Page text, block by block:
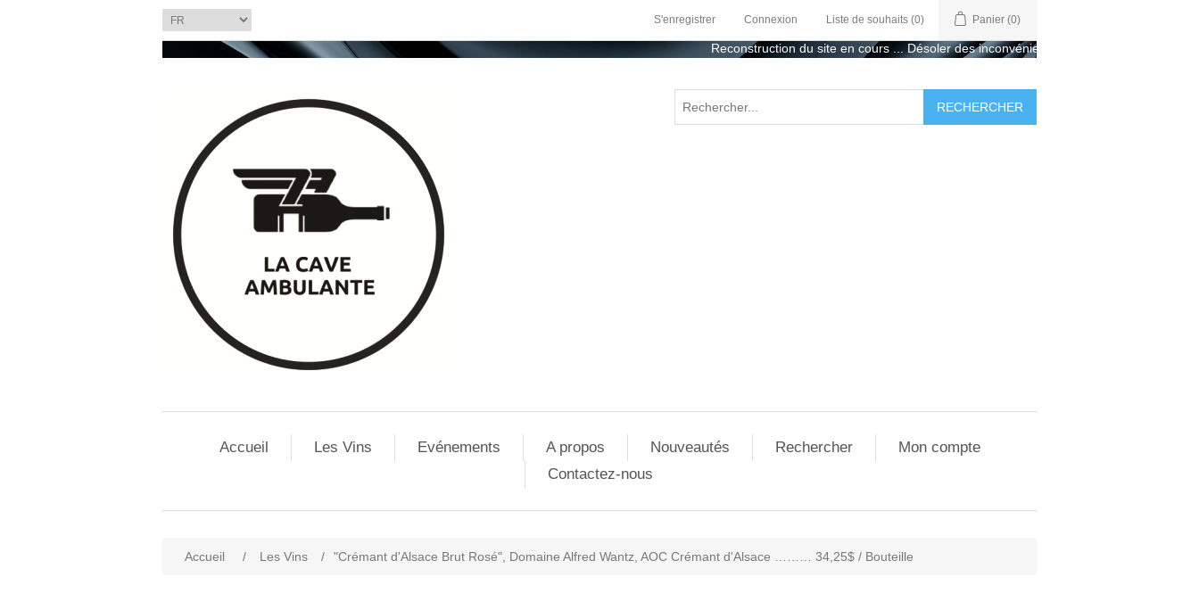
S'enregistrer Connexion Liste de souhaits (0) Panier (0)
Reconstruction du site en cours ... Désoler des inconvénients ...
RECHERCHER
Accueil Les Vins Evénements A propos Nouveautés Rechercher
Mon compte
Contactez-nous
Accueil / Les Vins / "Crémant d'Alsace Brut Rosé", Domaine Alfred Wantz, AOC Crémant d'Alsace ……… 34,25$ / Bouteille